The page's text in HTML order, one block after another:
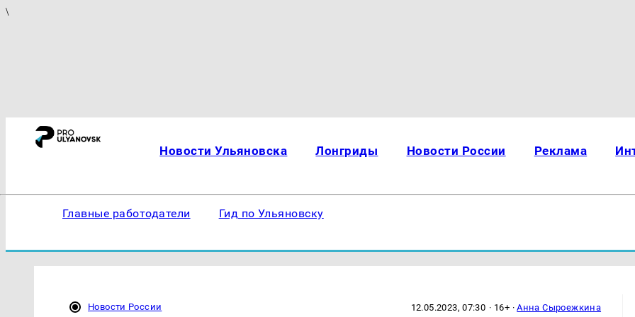
\
Новости Ульяновска Лонгриды Новости России Реклама
Главные работодатели Гид по Ульяновску
Новости России 12.05.2023, 07:30 · 16+ ·Анна Сыроежкина